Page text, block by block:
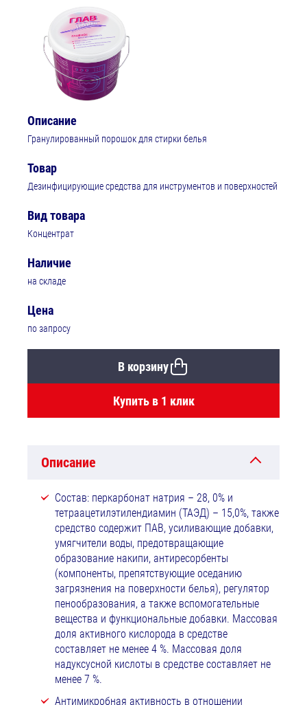
Описание
Гранулированный порошок для стирки белья
Товар
Дезинфицирующие средства для инструментов и поверхностей
Вид товара
Концентрат
Наличие
на складе
Цена
по запросу
В корзину
Купить в 1 клик
Описание
Состав: перкарбонат натрия – 28, 0% и
тетраацетилэтилендиамин (ТАЭД) – 15,0%, также
средство содержит ПАВ, усиливающие добавки,
умягчители воды, предотвращающие
образование накипи, антиресорбенты
(компоненты, препятствующие оседанию
загрязнения на поверхности белья), регулятор
пенообразования, а также вспомогательные
вещества и функциональные добавки. Массовая
доля активного кислорода в средстве
составляет не менее 4 %. Массовая доля
надуксусной кислоты в средстве составляет не
менее 7 %.
Антимикробная активность в отношении